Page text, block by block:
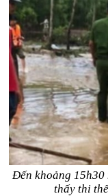
Đến khoảng
thấy thi